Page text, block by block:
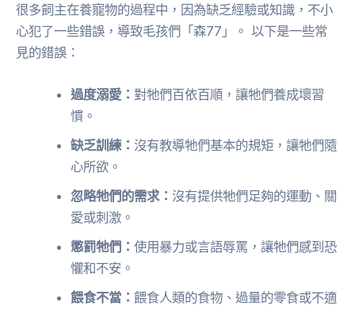
很多飼主在養寵物的過程中，因為缺乏經驗或知識，不小
心犯了一些錯誤，導致毛孩們「森77」。 以下是一些常
見的錯誤：
過度溺愛：對牠們百依百順，讓牠們養成壞習
慣。
缺乏訓練： 沒有教導牠們基本的規矩，讓牠們隨
心所欲。
忽略牠們的需求： 沒有提供牠們足夠的運動、關
愛或刺激。
懲罰牠們：使用暴力或言語辱罵，讓牠們感到恐
懼和不安。
餵食不當：餵食人類的食物、過量的零食或不適